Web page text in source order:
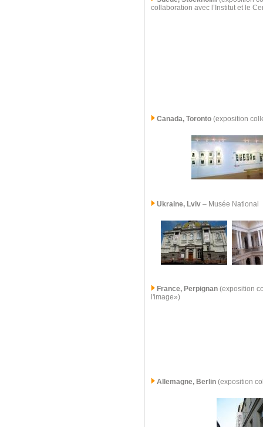
collaboration avec l’Institut et le
Canada, Toronto (exposition
Ukraine, Lviv – Musée National
France, Perpignan (exposition
l'image»)
Allemagne, Berlin (exposition